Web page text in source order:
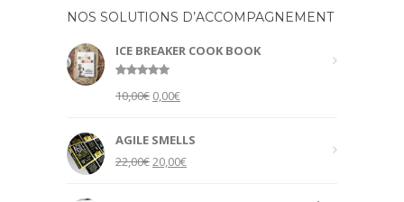
NOS SOLUTIONS D’ACCOMPAGNEMENT
ICE BREAKER COOK BOOK
out of 5
10,00€ Original
was:
10,00€.
0,00€Current
is:
0,00€.
AGILE SMELLS
22,00€ Original
20,00€Current